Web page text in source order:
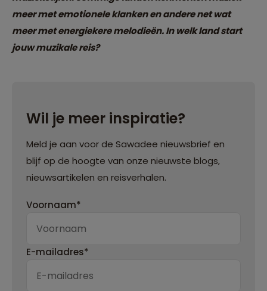
meer met emotionele klanken en andere net wat
meer met energiekere melodieën. In welk land start
jouw muzikale reis?
Wil je meer inspiratie?
Meld je aan voor de Sawadee nieuwsbrief en
blijf op de hoogte van onze nieuwste blogs,
nieuwsartikelen en reisverhalen.
Voornaam*
E-mailadres*